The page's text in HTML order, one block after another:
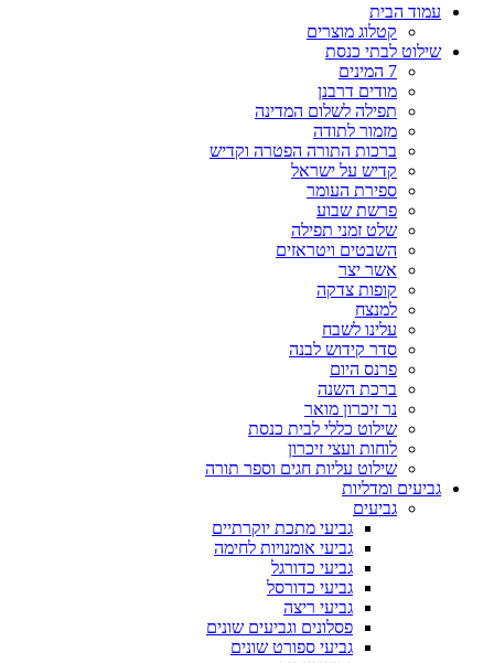
עמוד הבית
קטלוג מוצרים
שילוט לבתי כנסת
7 המינים
מודים דרבנן
תפילה לשלום המדינה
מזמור לתודה
ברכות התורה הפטרה וקדיש
קדיש על ישראל
ספירת העומר
פרשת שבוע
שלט זמני תפילה
השבטים ויטראזים
אשר יצר
קופות צדקה
למנצח
עלינו לשבח
סדר קידוש לבנה
פרנס היום
ברכת השנה
נר זיכרון מואר
שילוט כללי לבית כנסת
לוחות ועצי זיכרון
שילוט עליות חגים וספר תורה
גביעים ומדליות
גביעים
גביעי מתכת יוקרתיים
גביעי אומנויות לחימה
גביעי כדורגל
גביעי כדורסל
גביעי ריצה
פסלונים וגביעים שונים
גביעי ספורט שונים